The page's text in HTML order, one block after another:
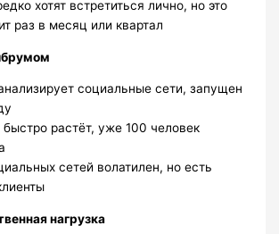
хотят встретиться лично, но это
раз в месяц или квартал
социальные сети, запущен
растёт, уже 100 человек
сетей волатилен, но есть
нагрузка